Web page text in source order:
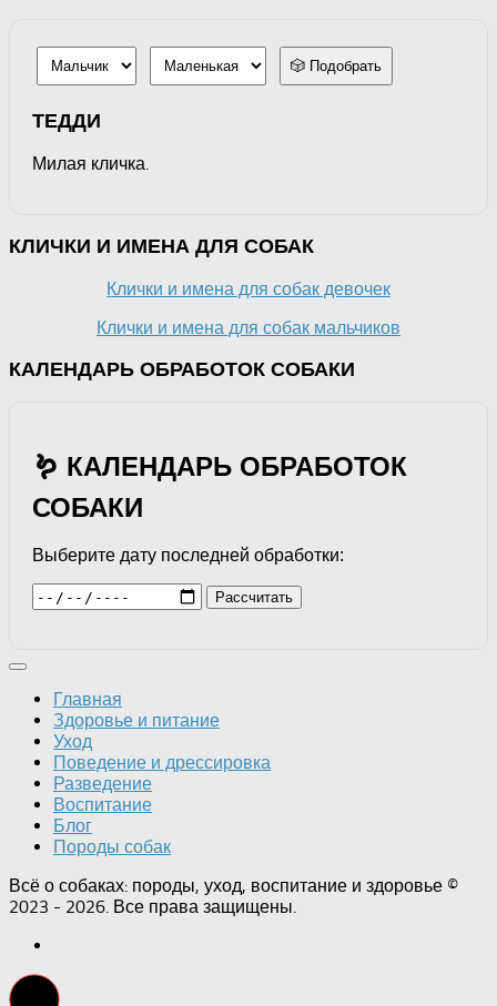
🎲 Подобрать
ТЕДДИ
Милая кличка.
КЛИЧКИ И ИМЕНА ДЛЯ СОБАК
Клички и имена для собак девочек
Клички и имена для собак мальчиков
КАЛЕНДАРЬ ОБРАБОТОК СОБАКИ
🪱 КАЛЕНДАРЬ ОБРАБОТОК
СОБАКИ
Выберите дату последней обработки:
Рассчитать
Главная
Здоровье и питание
Уход
Поведение и дрессировка
Разведение
Воспитание
Блог
Породы собак
Всё о собаках: породы, уход, воспитание и здоровье ©
2023 - 2026. Все права защищены.